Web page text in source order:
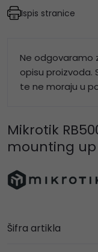
Ispis stranice
Ne odgovaramo
opisu proizvoda.
te ne moraju u
Mikrotik
mounting up
Šifra artikla